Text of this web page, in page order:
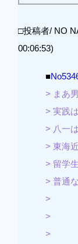
□投稿者/ NO
00:06:53)
■
> まあ
> 実践
> 八一
> 東海
> 留学
> 普通
>
>
>